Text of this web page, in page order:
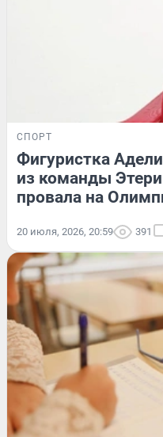
СПОРТ
Фигуристка
из команды
провала на
20 июля, 2026, 20:59 391